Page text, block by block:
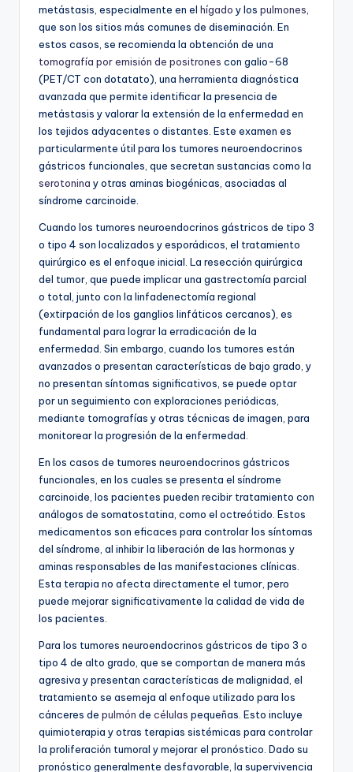
metástasis, especialmente en el hígado y los pulmones,
que son los sitios más comunes de diseminación. En
estos casos, se recomienda la obtención de una
tomografía por emisión de positrones con galio-68
(PET/CT con dotatato), una herramienta diagnóstica
avanzada que permite identificar la presencia de
metástasis y valorar la extensión de la enfermedad en
los tejidos adyacentes o distantes. Este examen es
particularmente útil para los tumores neuroendocrinos
gástricos funcionales, que secretan sustancias como la
serotonina y otras aminas biogénicas, asociadas al
síndrome carcinoide.
Cuando los tumores neuroendocrinos gástricos de tipo 3
o tipo 4 son localizados y esporádicos, el tratamiento
quirúrgico es el enfoque inicial. La resección quirúrgica
del tumor, que puede implicar una gastrectomía parcial
o total, junto con la linfadenectomía regional
(extirpación de los ganglios linfáticos cercanos), es
fundamental para lograr la erradicación de la
enfermedad. Sin embargo, cuando los tumores están
avanzados o presentan características de bajo grado, y
no presentan síntomas significativos, se puede optar
por un seguimiento con exploraciones periódicas,
mediante tomografías y otras técnicas de imagen, para
monitorear la progresión de la enfermedad.
En los casos de tumores neuroendocrinos gástricos
funcionales, en los cuales se presenta el síndrome
carcinoide, los pacientes pueden recibir tratamiento con
análogos de somatostatina, como el octreótido. Estos
medicamentos son eficaces para controlar los síntomas
del síndrome, al inhibir la liberación de las hormonas y
aminas responsables de las manifestaciones clínicas.
Esta terapia no afecta directamente el tumor, pero
puede mejorar significativamente la calidad de vida de
los pacientes.
Para los tumores neuroendocrinos gástricos de tipo 3 o
tipo 4 de alto grado, que se comportan de manera más
agresiva y presentan características de malignidad, el
tratamiento se asemeja al enfoque utilizado para los
cánceres de pulmón de células pequeñas. Esto incluye
quimioterapia y otras terapias sistémicas para controlar
la proliferación tumoral y mejorar el pronóstico. Dado su
pronóstico generalmente desfavorable, la supervivencia